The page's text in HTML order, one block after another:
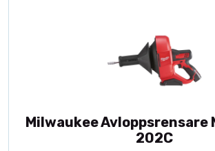
Milwaukee Avloppsrensare
202C